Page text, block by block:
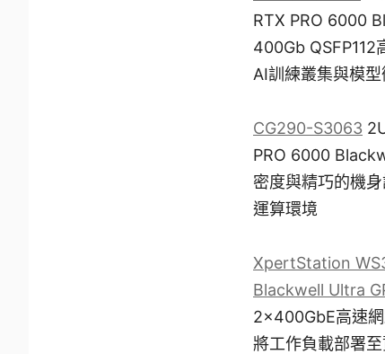
RTX PRO 6000
400Gb QSFP112
AI訓練叢集與模
CG290-S3063
PRO 6000
密度與精巧的機
運算環境
XpertStation
Blackwell Ultra
2×400GbE高速
將工作負載部署